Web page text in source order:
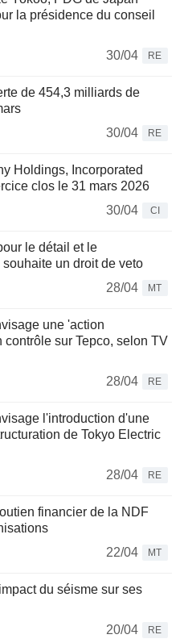
la présidence du conseil
30/04
RE
de 454,3 milliards de
30/04
RE
Holdings, Incorporated
clos le 31 mars 2026
30/04
CI
le détail et le
un droit de veto
28/04
MT
une 'action
sur Tepco, selon TV
28/04
RE
l'introduction d'une
de Tokyo Electric
28/04
RE
financier de la NDF
22/04
MT
du séisme sur ses
20/04
RE